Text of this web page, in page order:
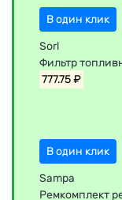
В один клик
Sorl
Фильтр
777.75 ₽
В один клик
Sampa
Ремкомплект